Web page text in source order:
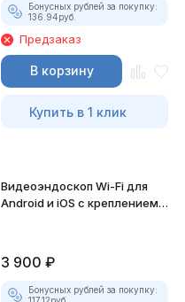
Бонусных рублей за покупку:
136.94руб.
Предзаказ
В корзину
Купить в 1 клик
Видеоэндоскоп Wi-Fi для
Android и iOS с креплением
3 900 ₽
Бонусных рублей за покупку: